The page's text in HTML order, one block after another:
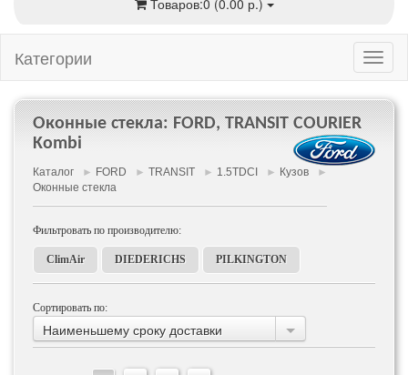
Товаров:0 (0.00 р.)
Категории
Оконные стекла: FORD, TRANSIT COURIER
Kombi
Каталог ► FORD ► TRANSIT ► 1.5TDCI ► Кузов ►
Оконные стекла
Фильтровать по производителю:
ClimAir DIEDERICHS PILKINGTON
Сортировать по:
Наименьшему сроку доставки